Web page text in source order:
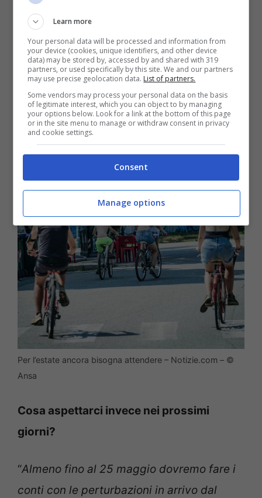
nel weekend. Sarà così anche questa
volta?
Le piogge sono attese principalmente
sull’arco alpino. Altrove avremo più sole“.
“Per l’estate bisogna
attendere giugno”
Per l’estate ancora bisogna attendere – Notizie.com – ©
Ansa
Cosa aspettarci invece nei prossimi
giorni?
“Almeno fino al 25 maggio dovremo fare i
conti con le perturbazioni in arrivo dal
Learn more
Your personal data will be processed and information from
your device (cookies, unique identifiers, and other device
data) may be stored by, accessed by and shared with 319
partners, or used specifically by this site. We and our partners
may use precise geolocation data. List of partners.
Some vendors may process your personal data on the basis
of legitimate interest, which you can object to by managing
your options below. Look for a link at the bottom of this page
or in the site menu to manage or withdraw consent in privacy
and cookie settings.
Consent
Manage options